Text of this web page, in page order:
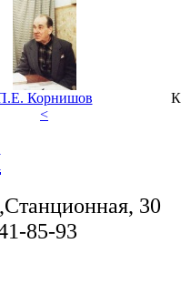
Корнишов
<
30
85-93